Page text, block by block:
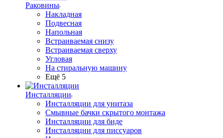
Раковины
Накладная
Подвесная
Напольная
Встраиваемая снизу
Встраиваемая сверху
Угловая
На стиральную машину
Ещё 5
Инсталляции
Инсталляции для унитаза
Смывные бачки скрытого монтажа
Инсталляции для биде
Инсталляции для писсуаров